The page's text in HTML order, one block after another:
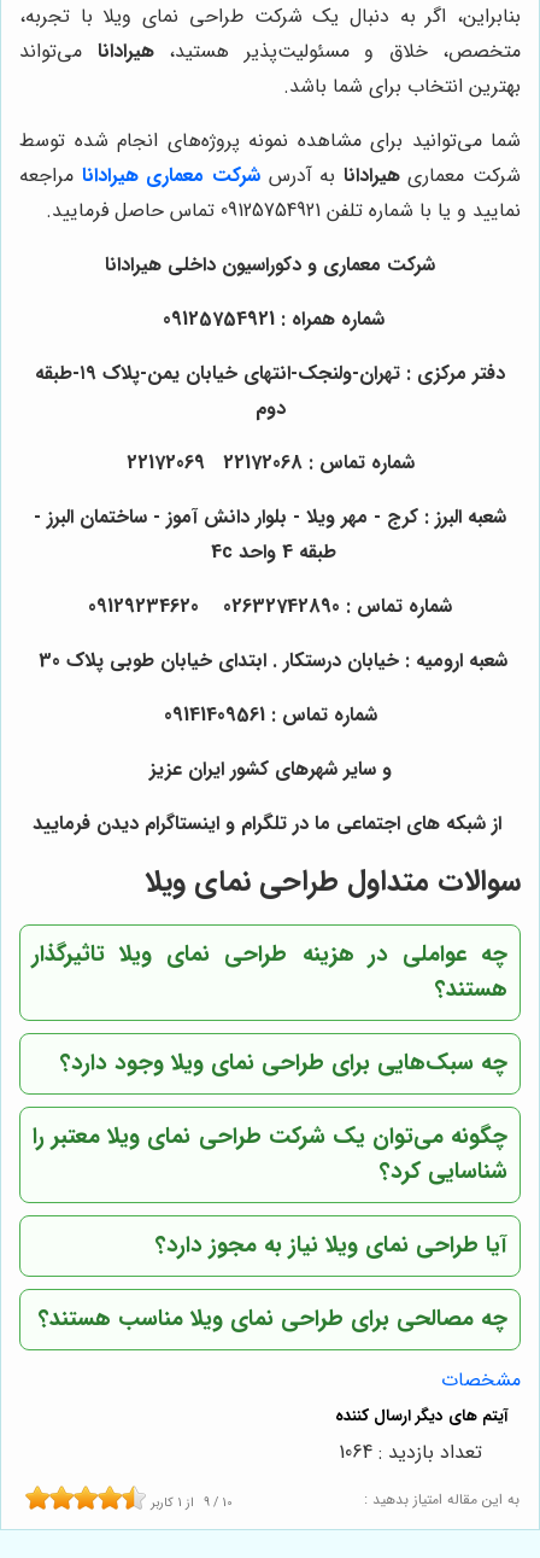
بنابراین، اگر به دنبال یک شرکت طراحی نمای ویلا با تجربه،
متخصص، خلاق و مسئولیت‌پذیر هستید،هیرادانا می‌تواند
بهترین انتخاب برای شما باشد.
شما می‌توانید برای مشاهده نمونه پروژه‌های انجام شده توسط
شرکت معماریهیرادانا به آدرسشرکت معماری هیرادانا مراجعه
نمایید و یا با شماره تلفن 09125754921 تماس حاصل فرمایید.
شرکت معماری و دکوراسیون داخلی هیرادانا
شماره همراه : 09125754921
دفتر مرکزی : تهران-ولنجک-انتهای خیابان یمن-پلاک ۱۹-طبقه
دوم
شماره تماس : 22172068 22172069
شعبه البرز : کرج - مهر ویلا - بلوار دانش آموز - ساختمان البرز -
طبقه 4 واحد 4c
شماره تماس : 02632742890 09129234620
شعبه ارومیه : خیابان درستکار . ابتدای خیابان طوبی پلاک 30
شماره تماس : 09141409561
و سایر شهرهای کشور ایران عزیز
از شبکه های اجتماعی ما در تلگرام و اینستاگرام دیدن فرمایید
سوالات متداول طراحی نمای ویلا
چه عواملی در هزینه طراحی نمای ویلا تاثیرگذار
هستند؟
چه سبک‌هایی برای طراحی نمای ویلا وجود دارد؟
چگونه می‌توان یک شرکت طراحی نمای ویلا معتبر را
شناسایی کرد؟
آیا طراحی نمای ویلا نیاز به مجوز دارد؟
چه مصالحی برای طراحی نمای ویلا مناسب هستند؟
مشخصات
به این مقاله امتیاز بدهید : 9/ 10 از 1 کاربر
تعداد بازدید : 1064